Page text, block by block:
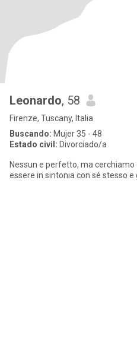
Leonardo, 58
Firenze, Tuscany, Italia
Buscando: Mujer 35 - 48
Estado civil: Divorciado/a
Nessun e perfetto, ma
essere in sintonia con sé stesso e